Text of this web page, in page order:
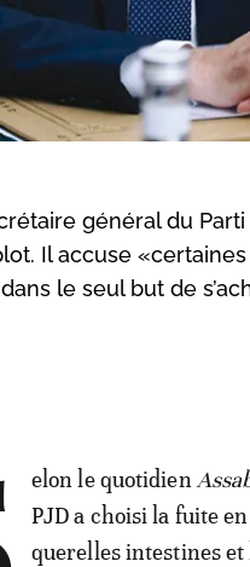
général du
Il accuse
le seul but de
elon le quotidien
PJD a choisi la fuite
querelles intestines et